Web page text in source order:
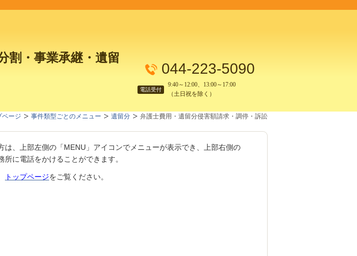
割・事業承継・遺留
044-223-5090
電話受付
9:40～12:00、13:00～17:00
（土日祝を除く）
ページ 事件類型ごとのメニュー 遺留分 弁護士費用・遺留分侵害額請求・調停・訴訟
、上部左側の「MENU」アイコンでメニューが表示でき、上部右側の
所に電話をかけることができます。
トップページをご覧ください。